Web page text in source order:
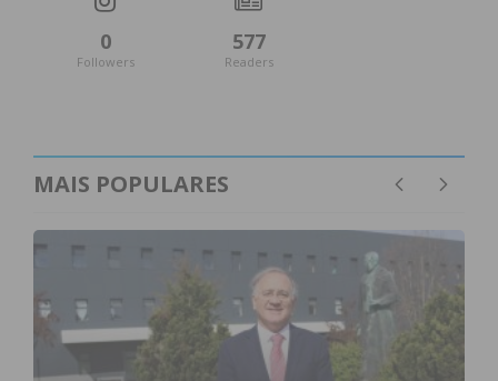
0
Followers
577
Readers
MAIS POPULARES